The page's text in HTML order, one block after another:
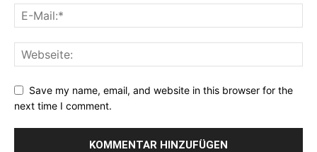
Save my name, email, and website in this browser for the
next time I comment.